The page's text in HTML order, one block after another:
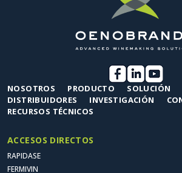
NOSOTROS PRODUCTO
SOLUCIÓN
DISTRIBUIDORES
INVESTIGACIÓN
RECURSOS TÉCNICOS
ACCESOS DIRECTOS
RAPIDASE
FERMIVIN